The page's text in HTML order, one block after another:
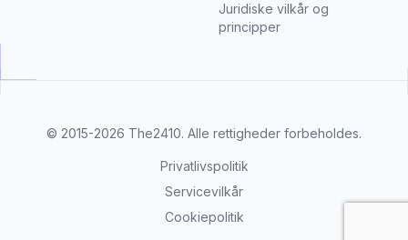
Juridiske vilkår og
principper
© 2015-2026 The2410. Alle rettigheder forbeholdes.
Privatlivspolitik
Servicevilkår
Cookiepolitik